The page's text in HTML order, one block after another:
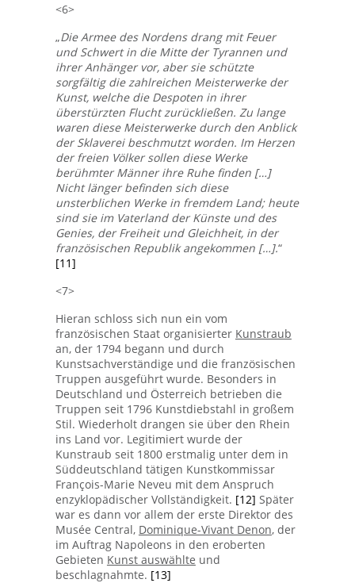
<6>
„Die Armee des Nordens drang mit Feuer
und Schwert in die Mitte der Tyrannen und
ihrer Anhänger vor, aber sie schützte
sorgfältig die zahlreichen Meisterwerke der
Kunst, welche die Despoten in ihrer
überstürzten Flucht zurückließen. Zu lange
waren diese Meisterwerke durch den Anblick
der Sklaverei beschmutzt worden. Im Herzen
der freien Völker sollen diese Werke
berühmter Männer ihre Ruhe finden […]
Nicht länger befinden sich diese
unsterblichen Werke in fremdem Land; heute
sind sie im Vaterland der Künste und des
Genies, der Freiheit und Gleichheit, in der
französischen Republik angekommen […].“
[11]
<7>
Hieran schloss sich nun ein vom
französischen Staat organisierter Kunstraub
an, der 1794 begann und durch
Kunstsachverständige und die französischen
Truppen ausgeführt wurde. Besonders in
Deutschland und Österreich betrieben die
Truppen seit 1796 Kunstdiebstahl in großem
Stil. Wiederholt drangen sie über den Rhein
ins Land vor. Legitimiert wurde der
Kunstraub seit 1800 erstmalig unter dem in
Süddeutschland tätigen Kunstkommissar
François-Marie Neveu mit dem Anspruch
enzyklopädischer Vollständigkeit. [12] Später
war es dann vor allem der erste Direktor des
Musée Central, Dominique-Vivant Denon, der
im Auftrag Napoleons in den eroberten
Gebieten Kunst auswählte und
beschlagnahmte. [13]